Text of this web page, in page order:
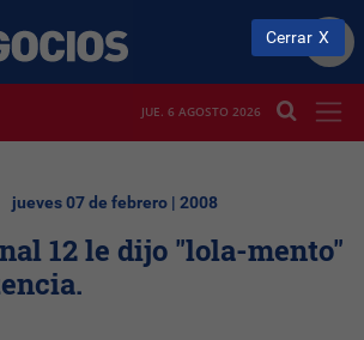
JUE. 6 AGOSTO 2026
jueves 07 de febrero | 2008
12 le dijo "lola-mento"
Cerrar